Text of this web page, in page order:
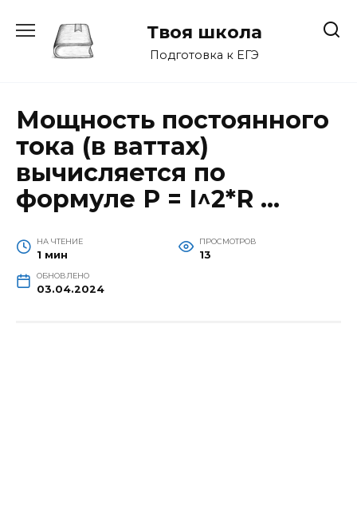
содержанию
Твоя школа
Подготовка к ЕГЭ
Мощность постоянного
тока (в ваттах)
вычисляется по
формуле P = I^2*R …
НА ЧТЕНИЕ
1 мин
ПРОСМОТРОВ
13
ОБНОВЛЕНО
03.04.2024